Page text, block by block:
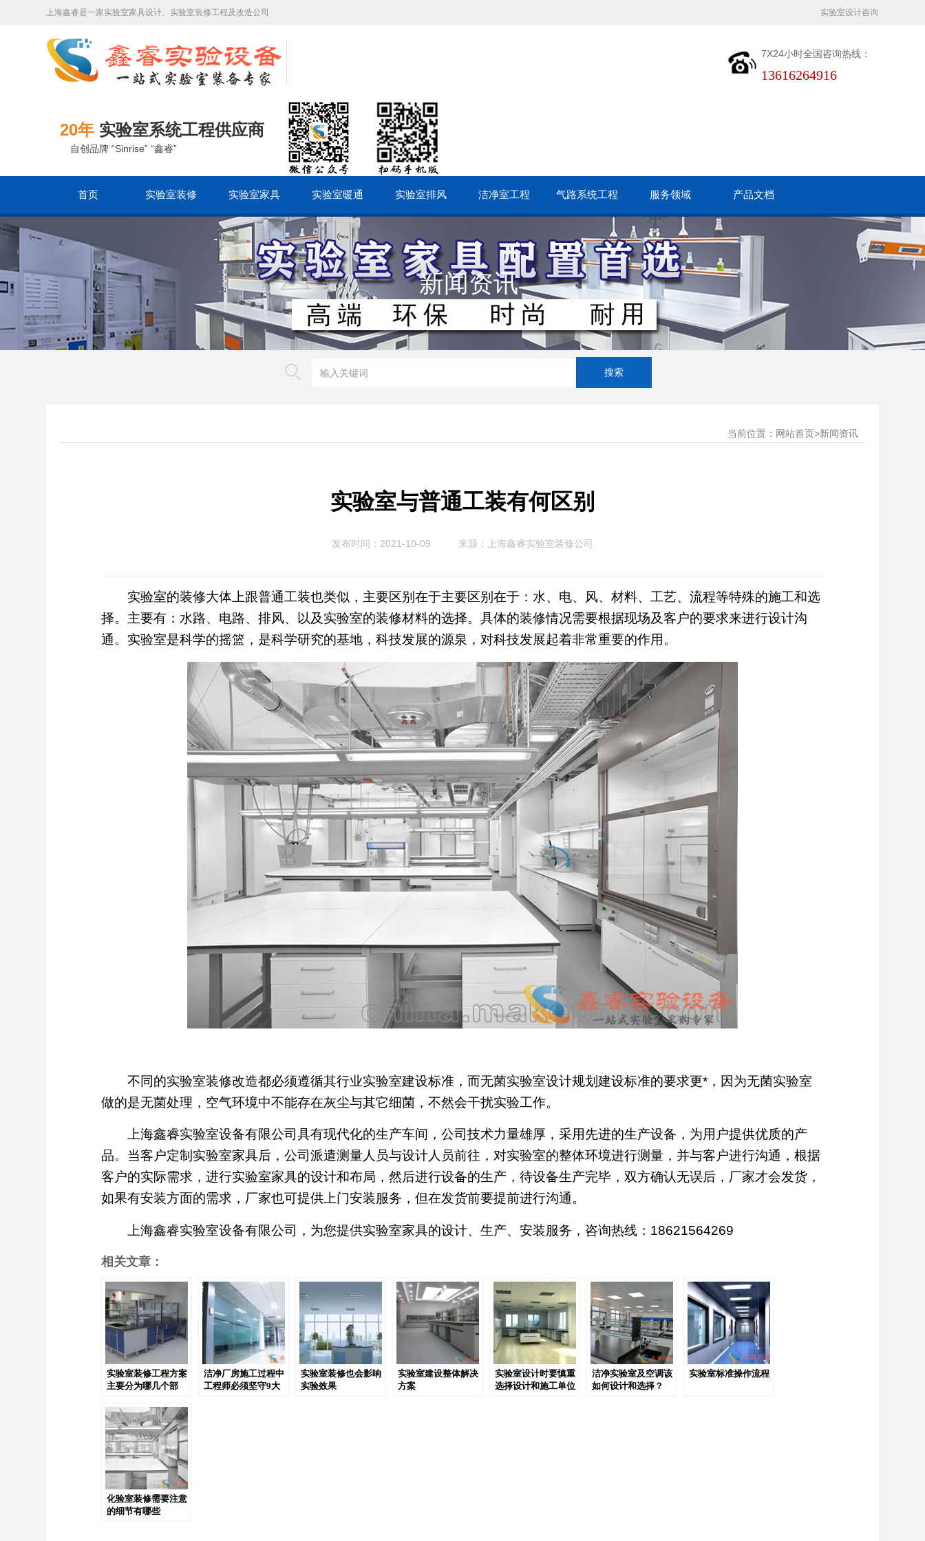
上海鑫睿是一家实验室家具设计、实验室装修工程及改造公司 实验室设计咨询
20年 实验室系统工程供应商
自创品牌 “Sinrise” “鑫睿”
7X24小时全国咨询热线：
13616264916
首页 实验室装修 实验室家具 实验室暖通 实验室排风 洁净室工程 气路系统工程 服务领域 产品文档
新闻资讯
当前位置： 网站首页>新闻资讯
实验室与普通工装有何区别
发布时间：2021-10-09 来源： 上海鑫睿实验室装修公司
实验室的装修大体上跟普通工装也类似，主要区别在于主要区别在于：水、电、风、材料、工艺、流程等特殊的施工和选
择。主要有：水路、电路、排风、以及实验室的装修材料的选择。具体的装修情况需要根据现场及客户的要求来进行设计沟
通。实验室是科学的摇篮，是科学研究的基地，科技发展的源泉，对科技发展起着非常重要的作用。
不同的实验室装修改造都必须遵循其行业实验室建设标准，而无菌实验室设计规划建设标准的要求更*，因为无菌实验室
做的是无菌处理，空气环境中不能存在灰尘与其它细菌，不然会干扰实验工作。
​上海鑫睿实验室设备有限公司具有现代化的生产车间，公司技术力量雄厚，采用先进的生产设备，为用户提供优质的产
品。当客户定制实验室家具后，公司派遣测量人员与设计人员前往，对实验室的整体环境进行测量，并与客户进行沟通，根据
客户的实际需求，进行实验室家具的设计和布局，然后进行设备的生产，待设备生产完毕，双方确认无误后，厂家才会发货，
如果有安装方面的需求，厂家也可提供上门安装服务，但在发货前要提前进行沟通。
上海鑫睿实验室设备有限公司，为您提供实验室家具的设计、生产、安装服务，咨询热线：18621564269
相关文章：
实验室装修工程方案
主要分为哪几个部
洁净厂房施工过程中
工程师必须坚守9大
实验室装修也会影响
实验效果
实验室建设整体解决
方案
实验室设计时要慎重
选择设计和施工单位
洁净实验室及空调该
如何设计和选择？
实验室标准操作流程
化验室装修需要注意
的细节有哪些